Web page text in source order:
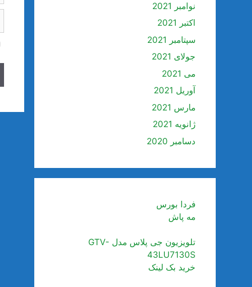
نوامبر 2021
اکتبر 2021
سپتامبر 2021
جولای 2021
می 2021
آوریل 2021
مارس 2021
ژانویه 2021
دسامبر 2020
فردا بورس
مه پاش
تلویزیون جی پلاس مدل GTV-
43LU7130S
خرید بک لینک